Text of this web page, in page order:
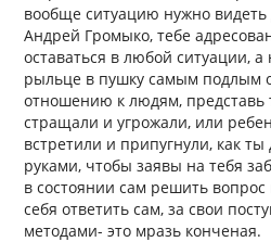
вообще ситуацию нужно
Андрей Громыко, тебе
оставаться в любой ситуации, а
рыльце в пушку самым подлым
отношению к людям, представь
стращали и угрожали, или
встретили и припугнули, как
руками, чтобы заявы на тебя
в состоянии сам решить вопрос
себя ответить сам, за свои
методами- это мразь конченая.